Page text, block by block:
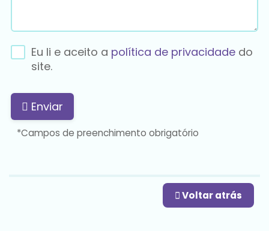
Eu li e aceito a política de privacidade do
site.
Enviar
*Campos de preenchimento obrigatório
Voltar atrás